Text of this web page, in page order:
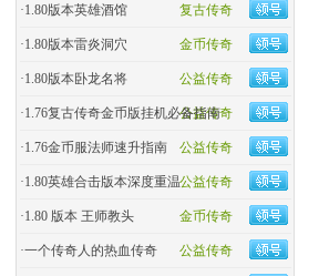
复古传奇
·1.80版本英雄酒馆
金币传奇
·1.80版本雷炎洞穴
公益传奇
·1.80版本卧龙名将
公益传奇
·1.76复古传奇金币版挂机必备指南
公益传奇
·1.76金币服法师速升指南
公益传奇
·1.80英雄合击版本深度重温
金币传奇
·1.80 版本 王师教头
公益传奇
·一个传奇人的热血传奇